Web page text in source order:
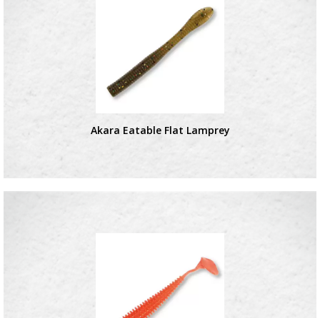
Akara Eatable Flat Lamprey